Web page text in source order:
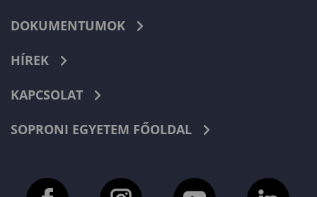
DOKUMENTUMOK
HÍREK
KAPCSOLAT
SOPRONI EGYETEM FŐOLDAL